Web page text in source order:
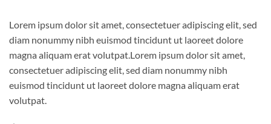
Lorem ipsum dolor sit amet, consectetuer adipiscing elit, sed
diam nonummy nibh euismod tincidunt ut laoreet dolore
magna aliquam erat volutpat.Lorem ipsum dolor sit amet,
consectetuer adipiscing elit, sed diam nonummy nibh
euismod tincidunt ut laoreet dolore magna aliquam erat
volutpat.